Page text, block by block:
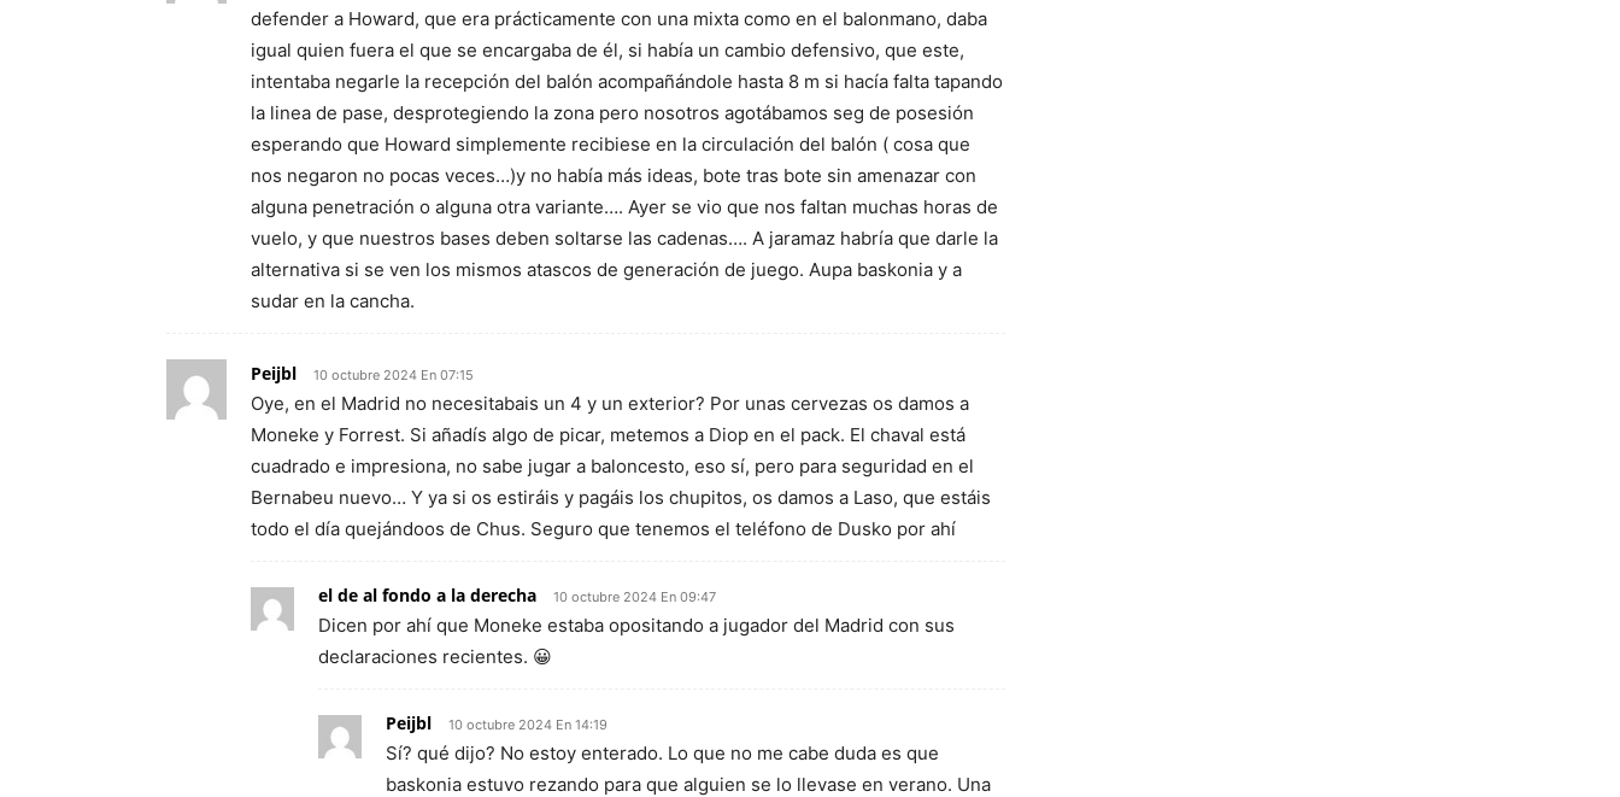
defender a Howard, que era prácticamente con una mixta como en el balonmano, daba
igual quien fuera el que se encargaba de él, si había un cambio defensivo, que este,
intentaba negarle la recepción del balón acompañándole hasta 8 m si hacía falta tapando
la linea de pase, desprotegiendo la zona pero nosotros agotábamos seg de posesión
esperando que Howard simplemente recibiese en la circulación del balón ( cosa que
nos negaron no pocas veces…)y no había más ideas, bote tras bote sin amenazar con
alguna penetración o alguna otra variante…. Ayer se vio que nos faltan muchas horas de
vuelo, y que nuestros bases deben soltarse las cadenas…. A jaramaz habría que darle la
alternativa si se ven los mismos atascos de generación de juego. Aupa baskonia y a
sudar en la cancha.
Peijbl 10 octubre 2024 En 07:15
Oye, en el Madrid no necesitabais un 4 y un exterior? Por unas cervezas os damos a
Moneke y Forrest. Si añadís algo de picar, metemos a Diop en el pack. El chaval está
cuadrado e impresiona, no sabe jugar a baloncesto, eso sí, pero para seguridad en el
Bernabeu nuevo… Y ya si os estiráis y pagáis los chupitos, os damos a Laso, que estáis
todo el día quejándoos de Chus. Seguro que tenemos el teléfono de Dusko por ahí
el de al fondo a la derecha 10 octubre 2024 En 09:47
Dicen por ahí que Moneke estaba opositando a jugador del Madrid con sus
declaraciones recientes. 😀
Peijbl 10 octubre 2024 En 14:19
Sí? qué dijo? No estoy enterado. Lo que no me cabe duda es que
baskonia estuvo rezando para que alguien se lo llevase en verano. Una